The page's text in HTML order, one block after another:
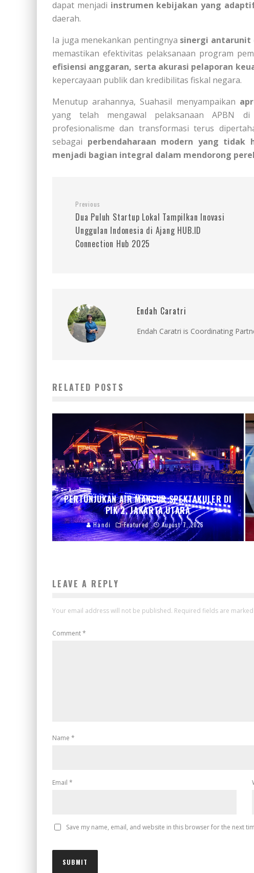
dapat menjadi instrumen kebijakan yang
daerah.
Ia juga menekankan pentingnya sinergi antarunit
memastikan efektivitas pelaksanaan program
efisiensi anggaran, serta akurasi pelaporan
kepercayaan publik dan kredibilitas fiskal negara.
Menutup arahannya, Suahasil menyampaikan
yang telah mengawal pelaksanaan APBN
profesionalisme dan transformasi terus
sebagai perbendaharaan modern yang
menjadi bagian integral dalam mendorong
Previous
Dua Puluh Startup Lokal Tampilkan Inovasi
Unggulan Indonesia di Ajang HUB.ID
Connection Hub 2025
Endah Caratri
Endah Caratri is Coordinating
RELATED POSTS
PERTUNJUKAN AIR MANCUR SPEKTAKULER DI
PIK 2, JAKARTA UTARA
Handi Featured August 7, 2026
LEAVE A REPLY
Your email address will not be published. Required fields are marked
Comment*
Name *
Email *
Save my name, email, and website in this browser for the next